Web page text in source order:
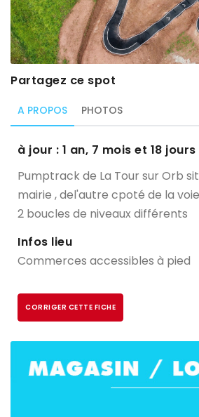
Trial
XC Rando - VTTAE
XCO
Constructeurs-Shapers
Derniers commentaires
Partagez ce spot
A PROPOS PHOTOS
à jour : 1 an, 7 mois et 18 jours
Pumptrack de La Tour sur Orb
mairie , del'autre cpoté de la
2 boucles de niveaux différents
Infos lieu
Commerces accessibles à pied
CORRIGER CETTE FICHE